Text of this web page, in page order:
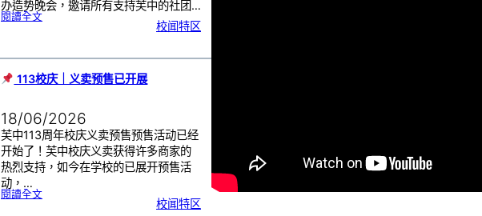
办造势晚会，邀请所有支持芙中的社团…
閱讀全文:芙
卖
造
会
｜
感
恩
社
群
众
的
支
持
校闻特区
113校庆｜义卖预售已开展
18/06/2026
芙中113周年校庆义卖预售预售活动已经
开始了！芙中校庆义卖获得许多商家的
热烈支持，如今在学校的已展开预售活
动，…
閱讀全文:
校闻特区